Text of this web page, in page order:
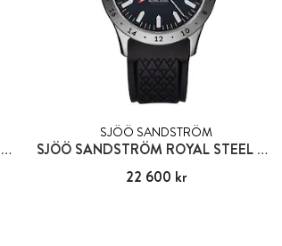
SJÖÖ SANDSTRÖM JUBILEE STEEL GENT
SJÖÖ SANDSTRÖM
SJÖÖ SANDSTRÖM ROYAL STEEL WORLDTIMER
Pris:22 600 kr
22 600 kr